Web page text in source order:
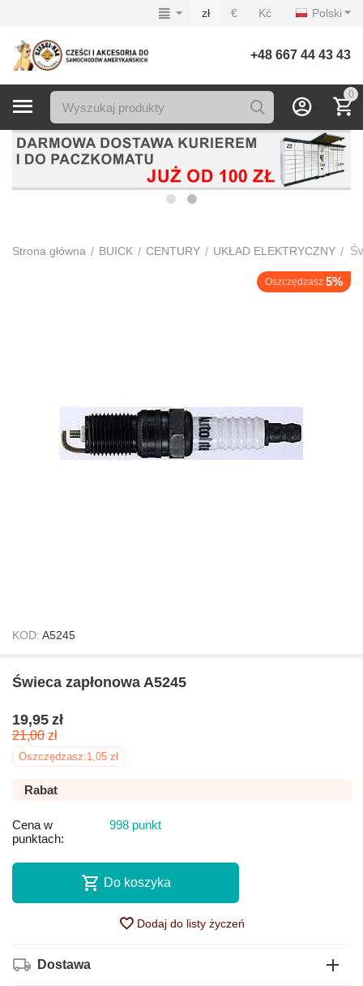
Polski
zł € Kć
+48 667 44 43 43
0
Strona główna / BUICK / CENTURY / UKŁAD ELEKTRYCZNY /
Oszczędzasz 5%
KOD: A5245
Świeca zapłonowa A5245
19,95 zł
21,00 zł
Oszczędzasz:1,05 zł
Rabat
Cena w
punktach:
998 punkt
Do koszyka
Dodaj do listy życzeń
Dostawa